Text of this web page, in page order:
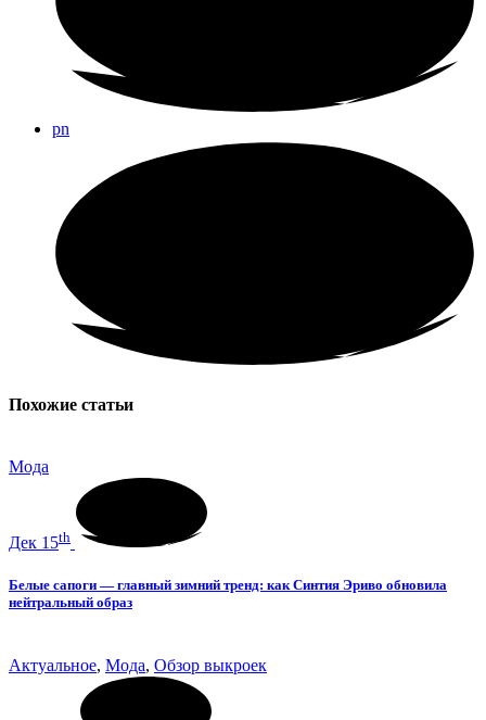
pn
Похожие статьи
Мода
Дек 15th
Белые сапоги — главный зимний тренд: как Синтия Эриво обновила
нейтральный образ
Актуальное, Мода, Обзор выкроек